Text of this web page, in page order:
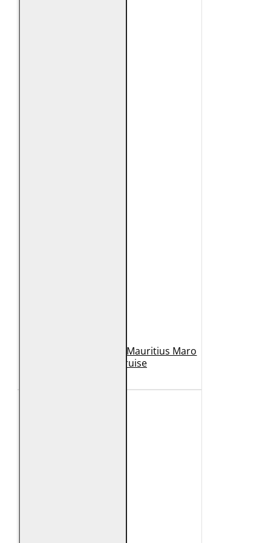
Geaca de Piele Barbati Mauritius Maro
Inchis MMCruise